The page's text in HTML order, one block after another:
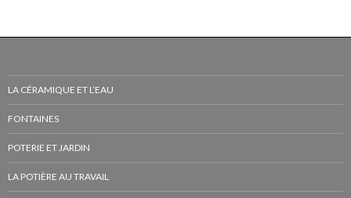
LA CÉRAMIQUE ET L’EAU
FONTAINES
POTERIE ET JARDIN
LA POTIÈRE AU TRAVAIL